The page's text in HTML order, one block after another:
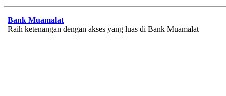
Iklan Teks